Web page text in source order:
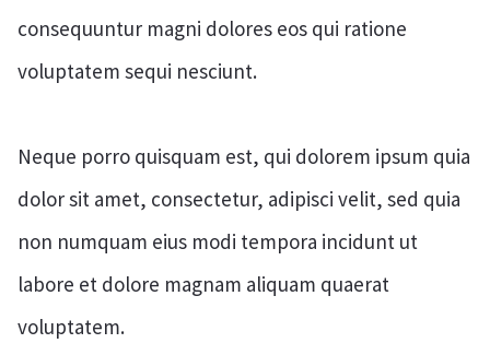
consequuntur magni dolores eos qui ratione
voluptatem sequi nesciunt.
Neque porro quisquam est, qui dolorem ipsum quia
dolor sit amet, consectetur, adipisci velit, sed quia
non numquam eius modi tempora incidunt ut
labore et dolore magnam aliquam quaerat
voluptatem.